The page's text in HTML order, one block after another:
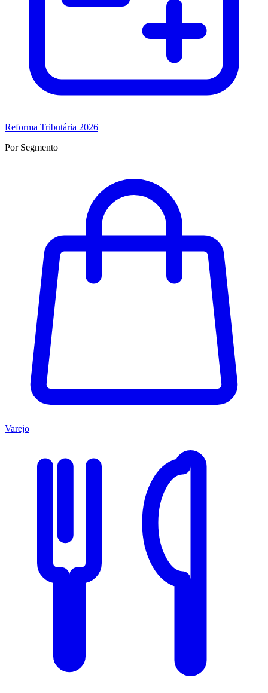
Reforma Tributária 2026
Por Segmento
Varejo